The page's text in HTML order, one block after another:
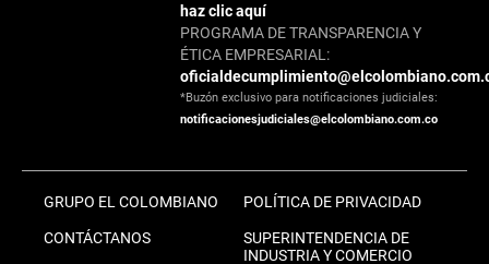
haz clic aquí
PROGRAMA DE TRANSPARENCIA Y
ÉTICA EMPRESARIAL:
*Buzón exclusivo para notificaciones judiciales:
notificacionesjudiciales@elcolombiano.com.co
GRUPO EL COLOMBIANO
CONTÁCTANOS
POLÍTICA DE PRIVACIDAD
SUPERINTENDENCIA DE
INDUSTRIA Y COMERCIO